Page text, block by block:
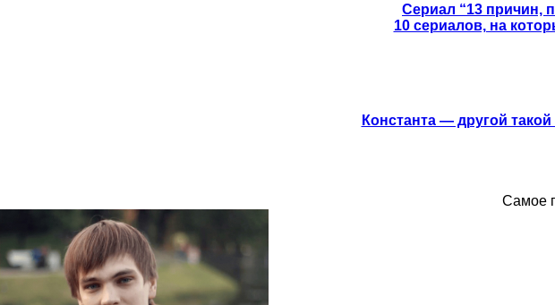
Сериал “13 причин,
10 сериалов, на
Константа — другой
Самое